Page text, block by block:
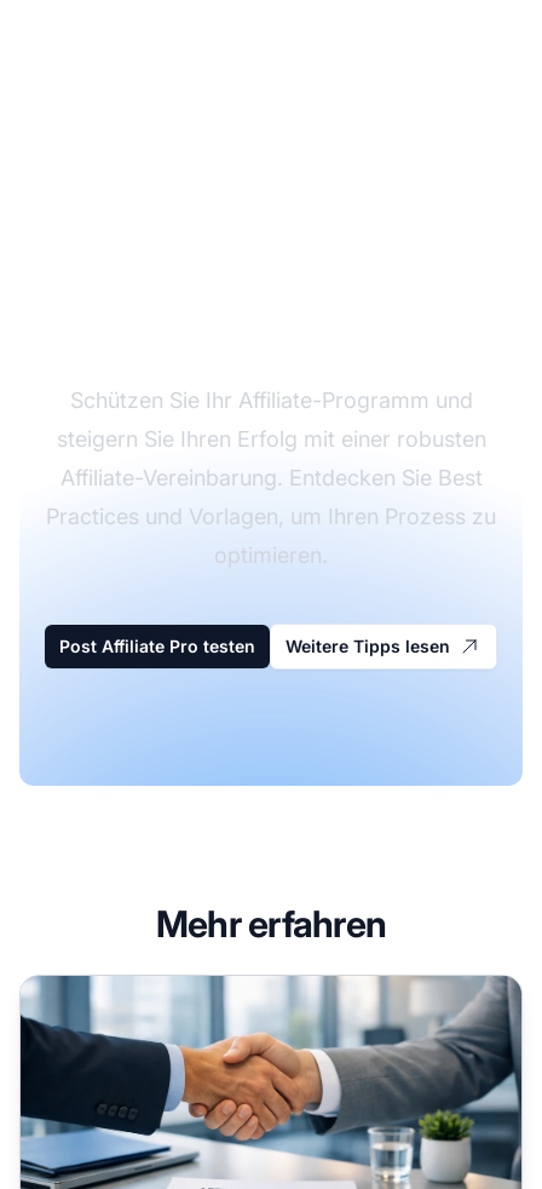
Schützen Sie Ihr Affiliate-Programm und
steigern Sie Ihren Erfolg mit einer robusten
Affiliate-Vereinbarung. Entdecken Sie Best
Practices und Vorlagen, um Ihren Prozess zu
optimieren.
Post Affiliate Pro testen Weitere Tipps lesen
Mehr erfahren
So erstellen Sie einen Affiliate-Vertrag: Vollständiger